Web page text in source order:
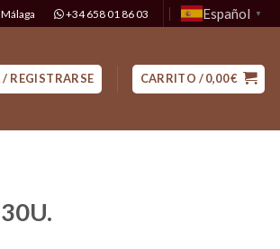
+34 658 01 86 03 Español ▼
/ REGISTRARSE CARRITO /0,00€